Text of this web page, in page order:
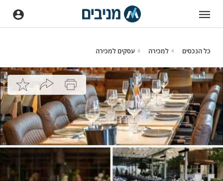
כל הנכסים למכירה עסקים למכירה